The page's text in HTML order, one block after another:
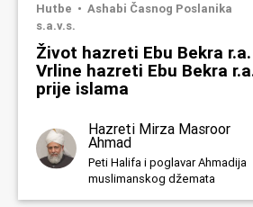
Hutbe
Ashabi Časnog Poslanika
s.a.v.s.
Život hazreti Ebu Bekra
Vrline hazreti Ebu Bekra
prije islama
Hazreti Mirza Masroor
Ahmad
Peti Halifa i poglavar Ahmadija
muslimanskog džemata